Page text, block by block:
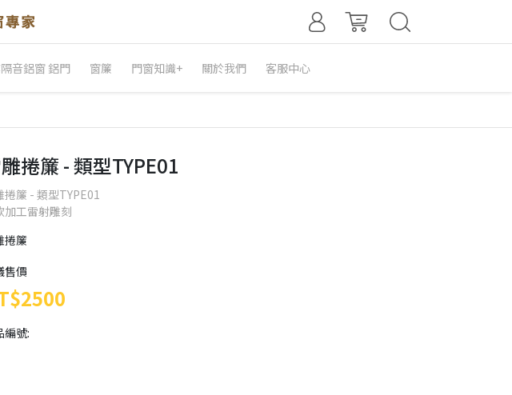
音鋁窗 鋁門 窗簾 門窗知識+ 關於我們 客服中心
捲簾 - 類型TYPE01
捲簾 - 類型TYPE01
加工雷射雕刻
捲簾
售價
編號: